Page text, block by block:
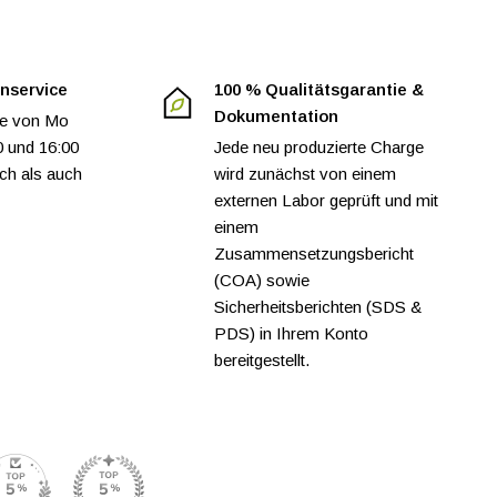
von Mo
und 16:00
als auch
100 % Qualitätsgarantie &
Dokumentation
Jede neu produzierte Charge
wird zunächst von einem
externen Labor geprüft und mit
einem
Zusammensetzungsbericht
(COA) sowie
Sicherheitsberichten (SDS &
PDS) in Ihrem Konto
bereitgestellt.